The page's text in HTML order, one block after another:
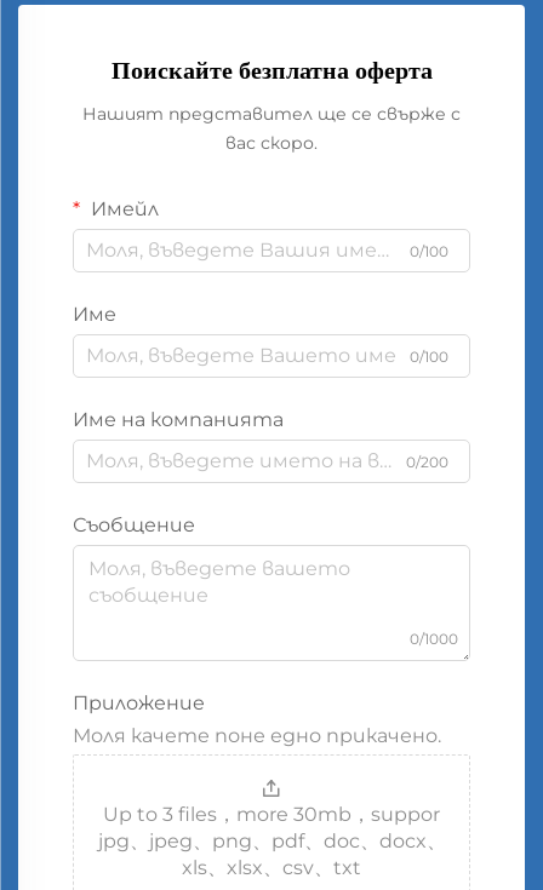
Поискайте безплатна оферта
Нашият представител ще се свърже с
вас скоро.
Имейл
0/100
Име
0/100
Име на компанията
0/200
Съобщение
0/1000
Приложение
Моля качете поне едно прикачено.
Up to 3 files，more 30mb，suppor
jpg、jpeg、png、pdf、doc、docx、
xls、xlsx、csv、txt